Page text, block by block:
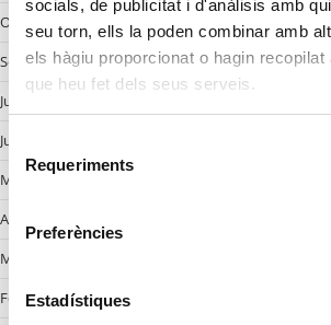
socials, de publicitat i d'anàlisis amb qui
seu torn, ells la poden combinar amb
els hàgiu proporcionat o hagin recopilat
que heu fet dels seus serveis.
S
e
i
Requeriments
Preferències
Estadístiques
Octobre 2024
Setembre 2024
Juliol 2024
Juny 2024
Maig 2024
Abril 2024
Març 2024
Febrer 2024